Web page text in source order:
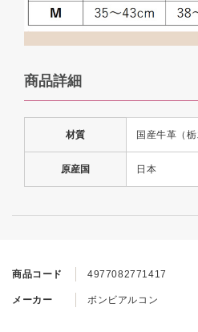
商品コード 4977082771417
メーカー ボンビアルコン
商品詳細
材質 国産牛革（栃
原産国 日本